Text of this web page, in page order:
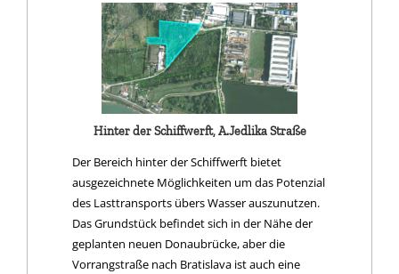
Hinter der Schiffwerft, A.Jedlika Straße
Der Bereich hinter der Schiffwerft bietet
ausgezeichnete Möglichkeiten um das Potenzial
des Lasttransports übers Wasser auszunutzen.
Das Grundstück befindet sich in der Nähe der
geplanten neuen Donaubrücke, aber die
Vorrangstraße nach Bratislava ist auch eine